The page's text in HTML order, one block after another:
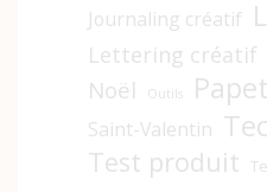
Journaling créatif
Lettering créatif
Noël Outils
Saint-Valentin
Test produit